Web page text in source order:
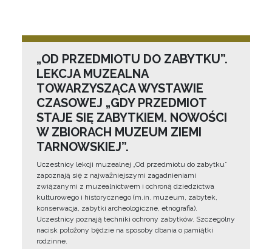
„OD PRZEDMIOTU DO ZABYTKU”.
LEKCJA MUZEALNA
TOWARZYSZĄCA WYSTAWIE
CZASOWEJ „GDY PRZEDMIOT
STAJE SIĘ ZABYTKIEM. NOWOŚCI
W ZBIORACH MUZEUM ZIEMI
TARNOWSKIEJ”.
Uczestnicy lekcji muzealnej „Od przedmiotu do zabytku”
zapoznają się z najważniejszymi zagadnieniami
związanymi z muzealnictwem i ochroną dziedzictwa
kulturowego i historycznego (m.in. muzeum, zabytek,
konserwacja, zabytki archeologiczne, etnografia).
Uczestnicy poznają techniki ochrony zabytków. Szczególny
nacisk położony będzie na sposoby dbania o pamiątki
rodzinne.